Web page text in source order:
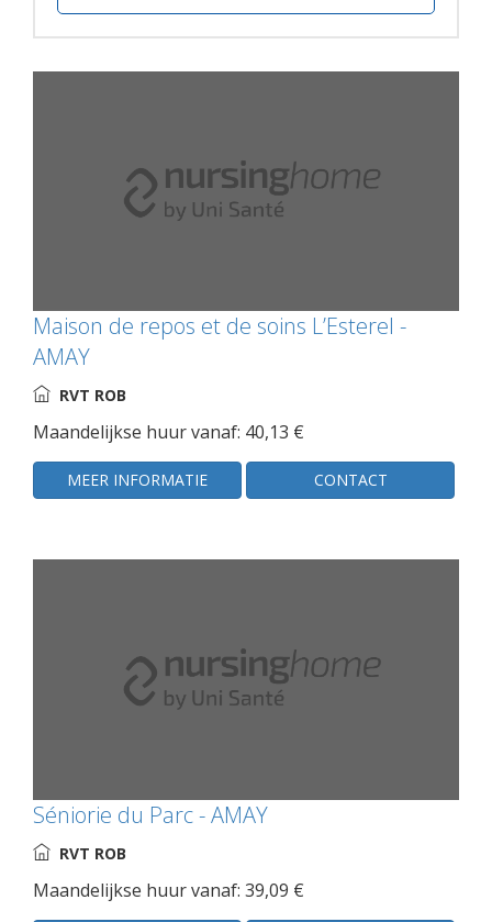
Maison de repos et de soins L’Esterel -
AMAY
RVT ROB
Maandelijkse huur vanaf: 40,13 €
MEER INFORMATIE CONTACT
Séniorie du Parc - AMAY
RVT ROB
Maandelijkse huur vanaf: 39,09 €